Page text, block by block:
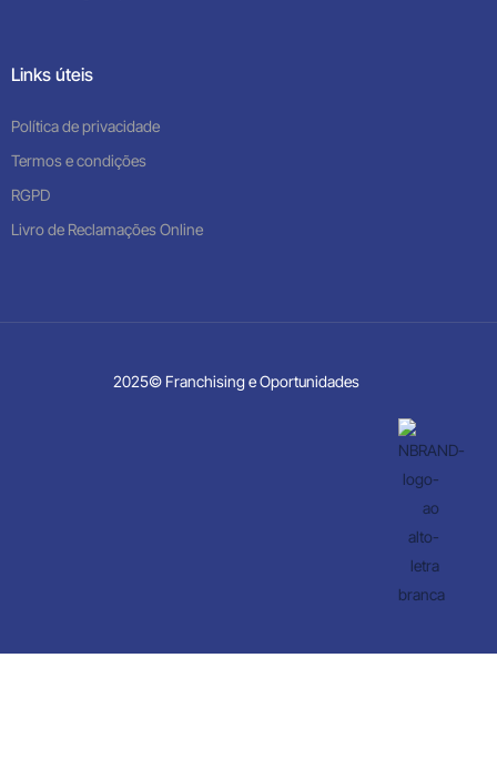
Links úteis
Política de privacidade
Termos e condições
RGPD
Livro de Reclamações Online
2025© Franchising e Oportunidades